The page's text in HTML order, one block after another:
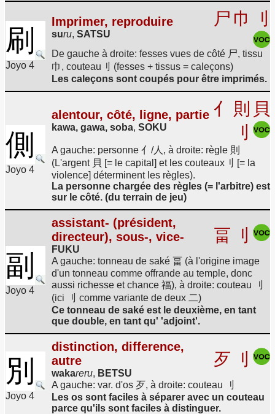
刷
Joyo 4
Imprimer, reproduire
suru, SATSU
尸 巾 刂
De gauche à droite: fesses vues de côté 尸, tissu
巾, couteau刂 (fesses + tissus = caleçons)
Les caleçons sont coupés pour être imprimés.
側
Joyo 4
alentour, côté, ligne, partie
kawa, gawa, soba, SOKU
亻 則 貝
刂
A gauche: personne 亻/人, à droite: règle 則
(L'argent 貝 [= le capital] et les couteaux刂 [= la
violence] déterminent les règles).
La personne chargée des règles (= l'arbitre) est
sur le côté. (du terrain de jeu)
副
Joyo 4
assistant- (président,
directeur), sous-, vice-
FUKU
畐 刂
A gauche: tonneau de saké 畐 (à l'origine image
d'un tonneau comme offrande au temple, donc
aussi richesse et chance 福), à droite: couteau 刂
(ici 刂 comme variante de deux 二)
Ce tonneau de saké est le deuxième, en tant
que double, en tant qu' 'adjoint'.
別
Joyo 4
distinction, difference,
autre
wakareru, BETSU
歹 刂
A gauche: var. d'os 歹, à droite: couteau 刂
Les os sont faciles à séparer avec un couteau
parce qu'ils sont faciles à distinguer.